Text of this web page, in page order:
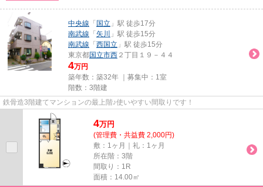
中央線 「 国立 」駅 徒歩17分
南武線 「 矢川
」駅 徒歩15分
南武線 「 西国立 」駅 徒歩15分
東京都国立市西 ２丁目１９－４４
4万円
築年数：築32年 ｜募集中： 1室
階数：3階建
鉄骨造3階建てマンションの最上階♪使いやすい間取りです！
4万円
(管理費・共益費 2,000円)
敷：1ヶ月｜礼：1ヶ月
所在階：3階
間取り：1R
面積：14.00㎡